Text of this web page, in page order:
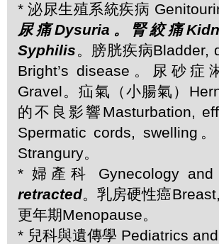
* 泌尿生殖系統疾病
尿痛Dysuria。腎絞痛
Syphilis。膀胱疾病Bladder,
Bright’s disease。尿砂症
Gravel。疝氣（小腸氣）
的不良影響Masturbation,
Spermatic cords, swelling
Strangury。
* 婦產科 Gynecology and
retracted。乳房硬性癌
更年期Menopause。
* 兒科與遺傳學 Pediatrics